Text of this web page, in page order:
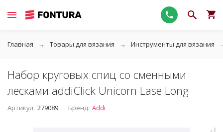
Главная Товары для вязания Инструменты для вязания
Набор круговых спиц со сменными
лесками addiClick Unicorn Lase Long
Артикул: 279089 Бренд: Addi